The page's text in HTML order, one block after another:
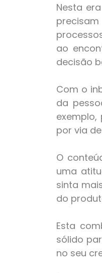
Nesta
ao
decisão
Com o
da
por via
O
uma
sinta
do
Esta
sólido
no seu